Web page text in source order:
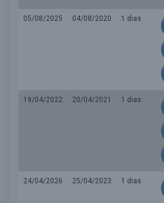
05/08/2025 04/08/2020
1 dias
19/04/2022 20/04/2021
1 dias
24/04/2026 25/04/2023
1 dias